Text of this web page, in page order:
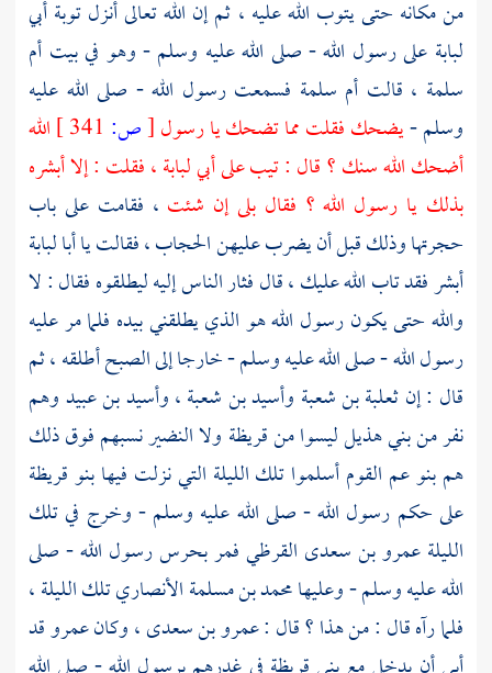
من مكانه حتى يتوب الله عليه ، ثم إن الله تعالى أنزل توبة أبي
لبابة على رسول الله - صلى الله عليه وسلم - وهو في بيت أم
سلمة ، قالت أم سلمة فسمعت رسول الله - صلى الله عليه
وسلم -يضحك فقلت مما تضحك يا رسول[ص:
الله
أضحك الله سنك ؟ قال : تيب على أبي لبابة ، فقلت : إلا أبشره
بذلك يا رسول الله ؟ فقال بلى إن شئت ، فقامت على باب
حجرتها وذلك قبل أن يضرب عليهن الحجاب ، فقالت ياأبا لبابة
أبشر فقد تاب الله عليك ، قال فثار الناس إليه ليطلقوه فقال : لا
والله حتى يكون رسول الله هو الذي يطلقني بيده فلما مر عليه
رسول الله - صلى الله عليه وسلم - خارجا إلى الصبح أطلقه ، ثم
قال : إنثعلبة بن شعبة وأسيد بن شعبة،وأسيد بن عبيدوهم
نفر منبني هذيلليسوا منقريظة ولاالنضيرنسبهم فوق ذلك
هم بنو عم القوم أسلموا تلك الليلة التي نزلت فيهابنو قريظة
على حكم رسول الله - صلى الله عليه وسلم - وخرج في تلك
الليلة عمرو بن سعدى القرظي فمر بحرس رسول الله - صلى
الله عليه وسلم - وعليهامحمد بن مسلمة الأنصاريتلك الليلة ،
فلما رآه قال : من هذا ؟ قال :عمرو بن سعدى، وكانعمروقد